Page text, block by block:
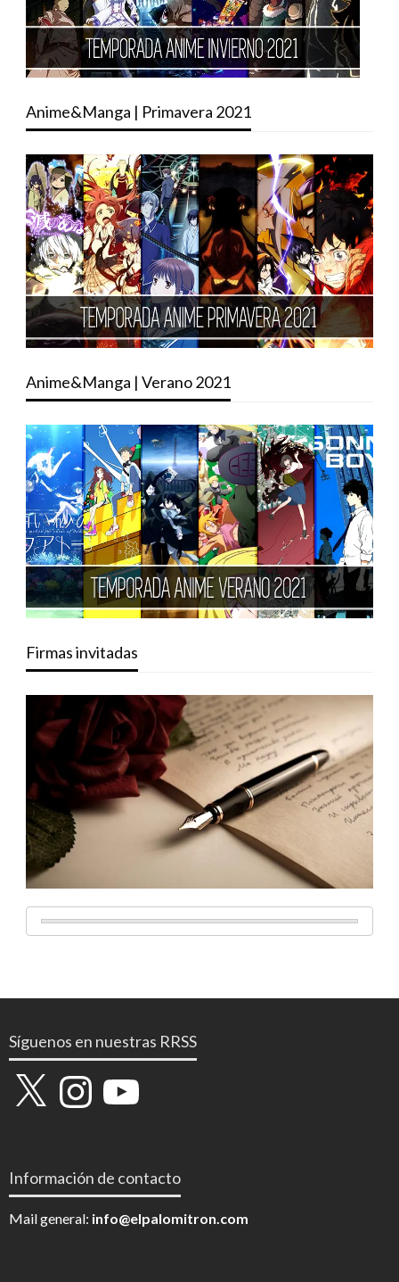
Anime&Manga | Primavera 2021
Anime&Manga | Verano 2021
Firmas invitadas
Síguenos en nuestras RRSS
X InstagramYouTube
Información de contacto
Mail general: info@elpalomitron.com